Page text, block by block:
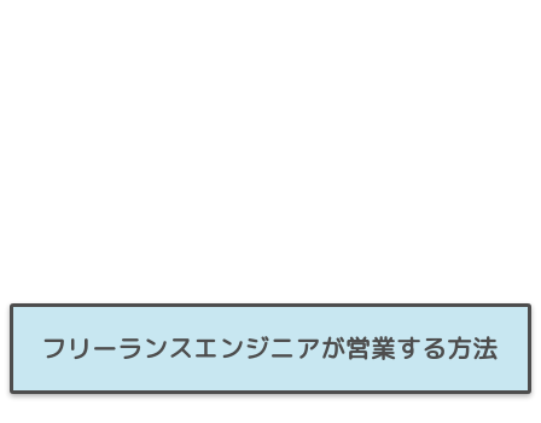
フリーランスエンジニアが営業する方法